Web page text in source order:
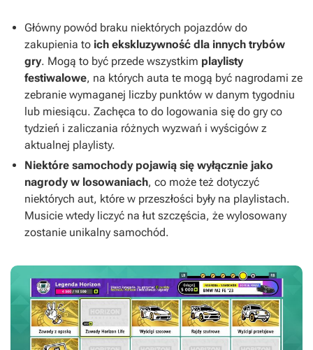
Główny powód braku niektórych pojazdów do
zakupienia to ich ekskluzywność dla innych trybów
gry. Mogą to być przede wszystkim playlisty
festiwalowe, na których auta te mogą być nagrodami ze
zebranie wymaganej liczby punktów w danym tygodniu
lub miesiącu. Zachęca to do logowania się do gry co
tydzień i zaliczania różnych wyzwań i wyścigów z
aktualnej playlisty.
Niektóre samochody pojawią się wyłącznie jako
nagrody w losowaniach, co może też dotyczyć
niektórych aut, które w przeszłości były na playlistach.
Musicie wtedy liczyć na łut szczęścia, że wylosowany
zostanie unikalny samochód.